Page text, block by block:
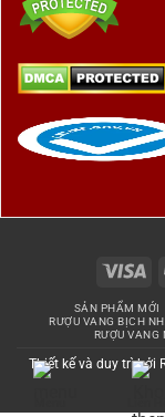
SẢN PHẨM MỚI
RƯỢU VANG BỊCH
RƯỢU VANG
Thiết kế và duy trì bởi